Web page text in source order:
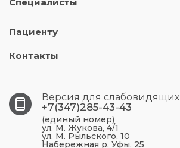
Пациенту
Контакты
Версия для слабовидящих
+7(347)285-43-43
(единый номер)
ул. М. Жукова, 4/1
ул. М. Рыльского, 10
Набережная р. Уфы, 25